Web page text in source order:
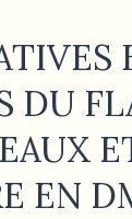
DU
EN